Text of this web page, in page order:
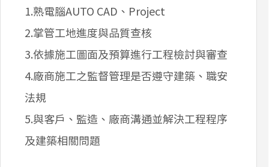
1.熟電腦AUTO CAD、Project
2.掌管工地進度與品質查核
3.依據施工圖面及預算進行工程檢討與審查
4.廠商施工之監督管理是否遵守建築、職安
法規
5.與客戶、監造、廠商溝通並解決工程程序
及建築相關問題